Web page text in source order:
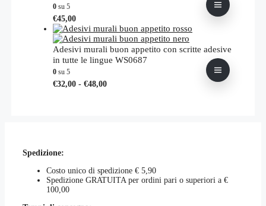
scelte
nella
pagina
del
0 su 5
€45,00Questo
prodotto
ha
più
varianti.
possono
Adesivi murali buon appetito con scritte adesive
in tutte le lingue WS0687
0 su 5
€32,00 - €48,00Fascia
Questo
scelte
nella
Spedizione:
Costo unico di spedizione € 5,90
Spedizione GRATUITA per ordini pari o superiori a €
100,00